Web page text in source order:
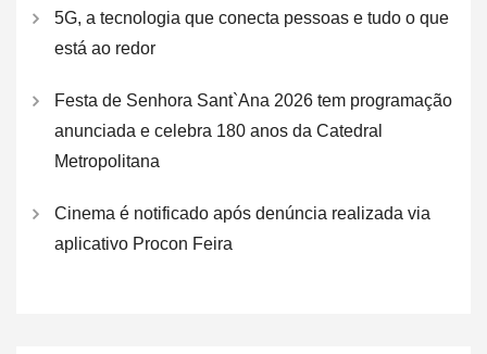
5G, a tecnologia que conecta pessoas e tudo o que
está ao redor
Festa de Senhora Sant`Ana 2026 tem programação
anunciada e celebra 180 anos da Catedral
Metropolitana
Cinema é notificado após denúncia realizada via
aplicativo Procon Feira